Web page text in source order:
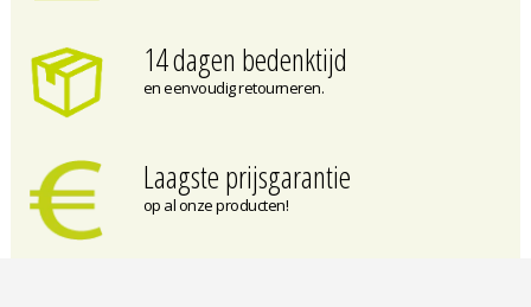
14 dagen bedenktijd
en eenvoudig retourneren.
Laagste prijsgarantie
op al onze producten!